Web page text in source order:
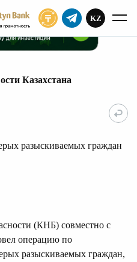
KZ
Казахстана
разыскиваемых граждан
(КНБ) совместно с
операцию по
разыскиваемых граждан,